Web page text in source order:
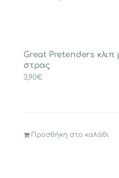
Great Pretenders κλιπ
στρας
3,90€
Προσθήκη στο καλάθι